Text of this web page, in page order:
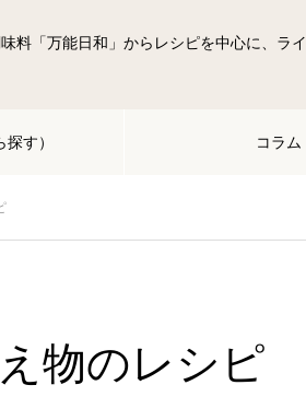
料「万能日和」からレシピを中心に、ラ
す） コラム
物のレシピ